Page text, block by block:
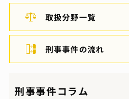
取扱分野一覧
刑事事件の流れ
刑事事件コラム